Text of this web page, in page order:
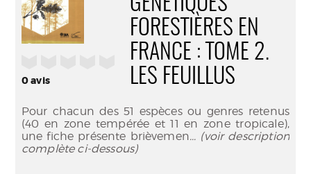
0avis
FORESTIÈRES EN
FRANCE : TOME 2.
LES FEUILLUS
Pour chacun des 51 espèces ou genres retenus
(40 en zone tempérée et 11 en zone tropicale),
une fiche présente brièvemen... (voir description
complète ci-dessous)